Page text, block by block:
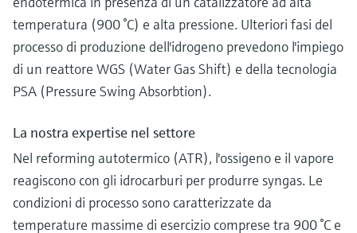
temperatura (900 °C) e alta pressione. Ulteriori fasi del
processo di produzione dell'idrogeno prevedono l'impiego
di un reattore WGS (Water Gas Shift) e della tecnologia
PSA (Pressure Swing Absorbtion).
La nostra expertise nel settore
Nel reforming autotermico (ATR), l'ossigeno e il vapore
reagiscono con gli idrocarburi per produrre syngas. Le
condizioni di processo sono caratterizzate da
temperature massime di esercizio comprese tra 900 °C e